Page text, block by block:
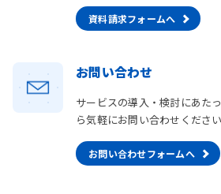
資料請求フォームへ
お問い合わせ
サービスの導入・検討にあた
ら気軽にお問い合わせください
お問い合わせフォームへ